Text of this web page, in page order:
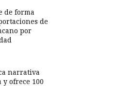
de forma
de
por
narrativa
ofrece 100